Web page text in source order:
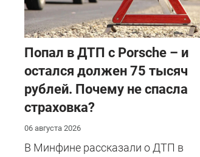
​Попал в ДТП с Porsche – и
остался должен 75 тысяч
рублей. Почему не спасла
страховка?
06 августа 2026
В Минфине рассказали о ДТП в